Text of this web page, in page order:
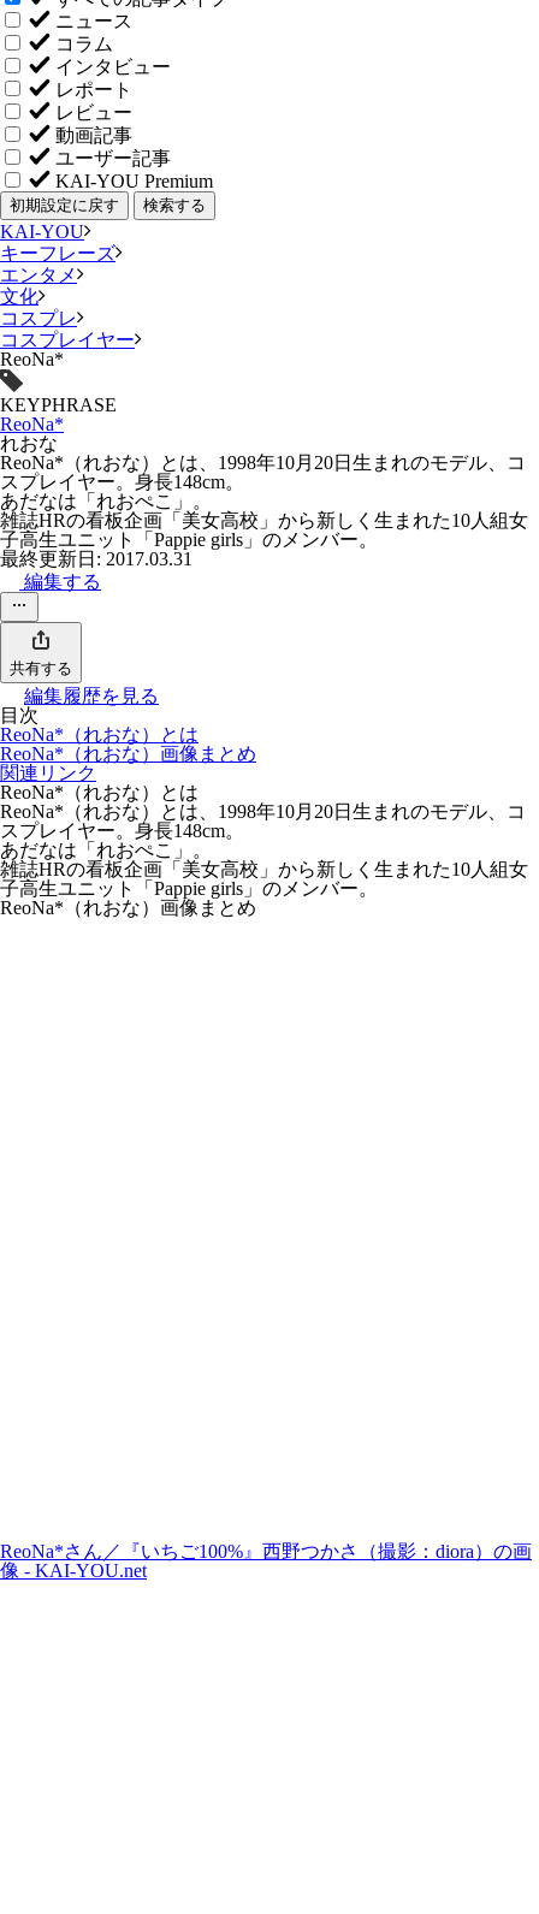
ニュース
コラム
インタビュー
レポート
レビュー
動画記事
ユーザー記事
KAI-YOU Premium
初期設定に戻す 検索する
KAI-YOU
キーフレーズ
エンタメ
文化
コスプレ
コスプレイヤー
ReoNa*
KEYPHRASE
ReoNa*
れおな
ReoNa*（れおな）とは、1998年10月20日生まれのモデル、コ
スプレイヤー。身長148cm。
あだなは「れおぺこ」。
雑誌HRの看板企画「美女高校」から新しく生まれた10人組女
子高生ユニット「Pappie girls」のメンバー。
最終更新日: 2017.03.31
編集する
共有する
編集履歴を見る
目次
ReoNa*（れおな）とは
ReoNa*（れおな）画像まとめ
関連リンク
ReoNa*（れおな）とは
ReoNa*（れおな）とは、1998年10月20日生まれのモデル、コ
スプレイヤー。身長148cm。
あだなは「れおぺこ」。
雑誌HRの看板企画「美女高校」から新しく生まれた10人組女
子高生ユニット「Pappie girls」のメンバー。
ReoNa*（れおな）画像まとめ
ReoNa*さん／『いちご100%』西野つかさ（撮影：diora）の画
像 - KAI-YOU.net